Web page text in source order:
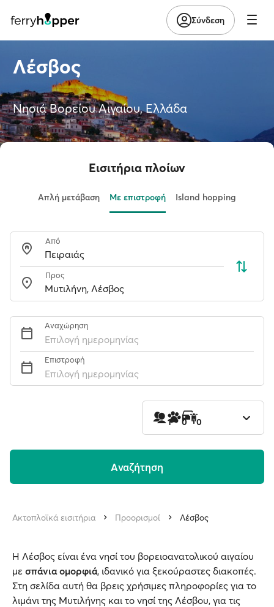
Σύνδεση
Λέσβος
Νησιά Βορείου Αιγαίου, Ελλάδα
Εισιτήρια πλοίων
Απλή μετάβαση Με επιστροφή Island hopping
Από
Προς
Αναχώρηση
Επιλογή ημερομηνίας
Επιστροφή
Επιλογή ημερομηνίας
1 0 0
Aναζήτηση
Ακτοπλοϊκά εισιτήρια Προορισμοί Λέσβος
Η Λέσβος είναι ένα νησί του βορειοανατολικού αιγαίου
με σπάνια ομορφιά, ιδανικό για ξεκούραστες διακοπές.
Στη σελίδα αυτή θα βρεις χρήσιμες πληροφορίες για το
λιμάνι της Μυτιλήνης και το νησί της Λέσβου, για τις